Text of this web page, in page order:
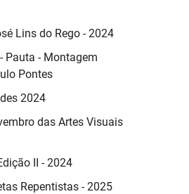
Lins do Rego - 2024
Pauta - Montagem
Pontes
2024
das Artes Visuais
II - 2024
Repentistas - 2025